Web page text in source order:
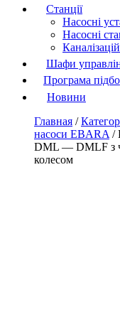
Станції
Насосні
Насосні
Шафи
Програма
Новини
Главная /
насоси EBARA/
DML — DMLF з
колесом